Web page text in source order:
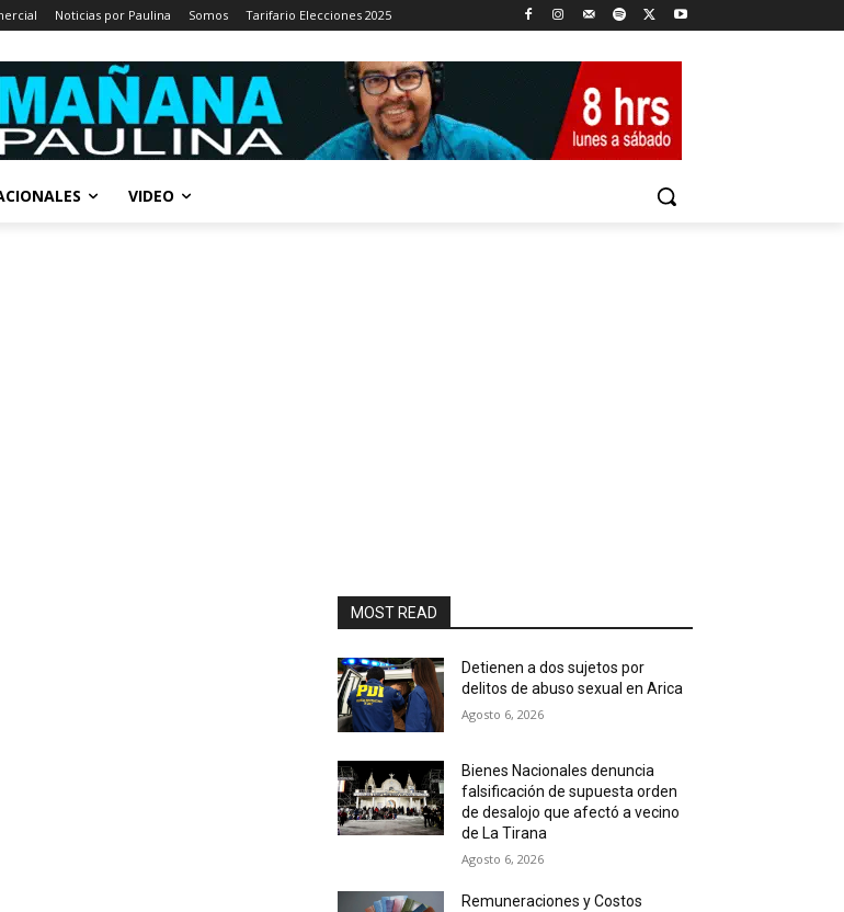
Noticias por Paulina Somos Tarifario Elecciones 2025
VIDEO
MOST READ
Detienen a dos sujetos por
delitos de abuso sexual en Arica
Agosto 6, 2026
Bienes Nacionales denuncia
falsificación de supuesta orden
de desalojo que afectó a vecino
de La Tirana
Agosto 6, 2026
Remuneraciones y Costos